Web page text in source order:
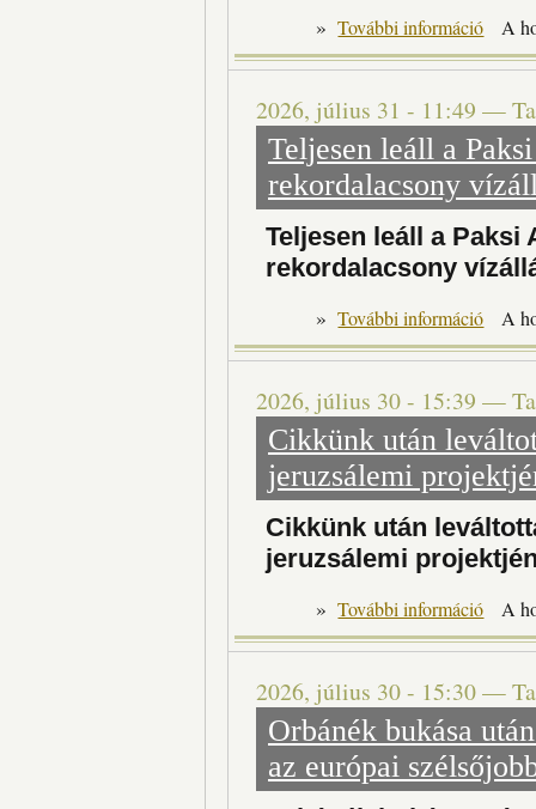
» További információ Az
A
2026, július 31 - 11:49 —
Teljesen leáll a
rekordalacsony
Teljesen leáll a Paksi
rekordalacsony
» További információ A
2026, július 30 - 15:39 —
Cikkünk után
jeruzsálemi
Cikkünk után
jeruzsálemi
» További információ A
2026, július 30 - 15:30—
Orbánék bukása
az európai